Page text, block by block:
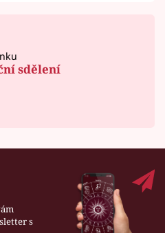
sdělení
s